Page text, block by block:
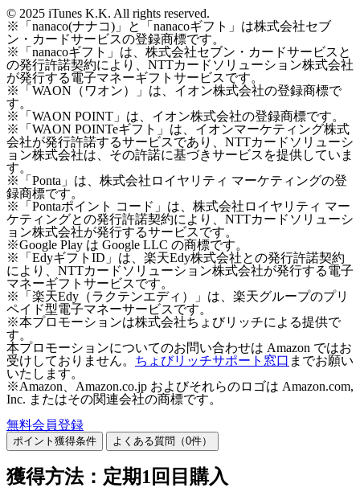
© 2025 iTunes K.K. All rights reserved.
※「nanaco(ナナコ)」と「nanacoギフト」は株式会社セブ
ン・カードサービスの登録商標です。
※「nanacoギフト」は、株式会社セブン・カードサービスと
の発行許諾契約により、NTTカードソリューション株式会社
が発行する電子マネーギフトサービスです。
※「WAON（ワオン）」は、イオン株式会社の登録商標で
す。
※「WAON POINT」は、イオン株式会社の登録商標です。
※「WAON POINTeギフト」は、イオンマーケティング株式
会社が発行許諾するサービスであり、NTTカードソリューシ
ョン株式会社は、その許諾に基づきサービスを提供していま
す。
※「Ponta」は、株式会社ロイヤリティ マーケティングの登
録商標です。
※「Pontaポイント コード」は、株式会社ロイヤリティ マー
ケティングとの発行許諾契約により、NTTカードソリューシ
ョン株式会社が発行するサービスです。
※Google Play は Google LLC の商標です。
※「EdyギフトID」は、楽天Edy株式会社との発行許諾契約
により、NTTカードソリューション株式会社が発行する電子
マネーギフトサービスです。
※「楽天Edy（ラクテンエディ）」は、楽天グループのプリ
ペイド型電子マネーサービスです。
※本プロモーションは株式会社ちょびリッチによる提供で
す。
本プロモーションについてのお問い合わせは Amazon ではお
受けしておりません。 ちょびリッチサポート窓口 までお願い
いたします。
※Amazon、Amazon.co.jp およびそれらのロゴは Amazon.com,
Inc. またはその関連会社の商標です。
無料会員登録
ポイント獲得条件 よくある質問（0件）
獲得方法：定期1回目購入